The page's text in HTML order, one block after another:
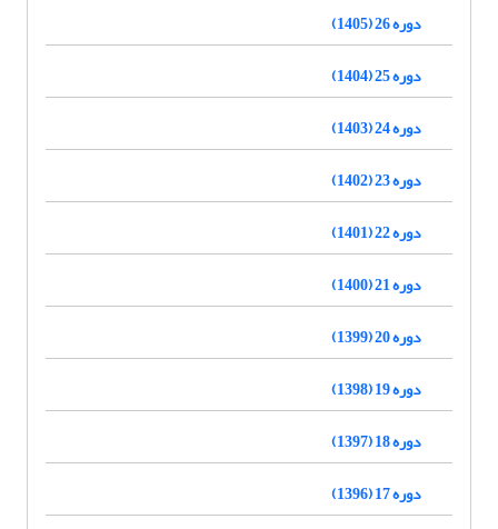
دوره 26 (1405)
دوره 25 (1404)
دوره 24 (1403)
دوره 23 (1402)
دوره 22 (1401)
دوره 21 (1400)
دوره 20 (1399)
دوره 19 (1398)
دوره 18 (1397)
دوره 17 (1396)